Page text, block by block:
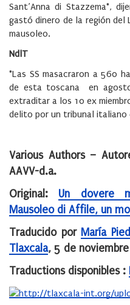
Sant’Anna di Stazzema*,
gastó dinero de la región del
mausoleo.
NdlT
*Las SS masacraron a 560
de esta toscana en
extraditar a los 10 ex
delito por un tribunal italiano
Various Authors –
AAVV-d.a.
Original: Un dovere
Mausoleo di Affile, un
Traducido por María
Tlaxcala, 5 de
Traductions disponibles :